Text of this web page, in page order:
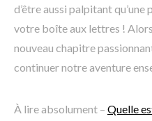
d’être aussi palpitant
votre boîte aux lettres !
nouveau chapitre
continuer notre aventure
À lire absolument – Quelle